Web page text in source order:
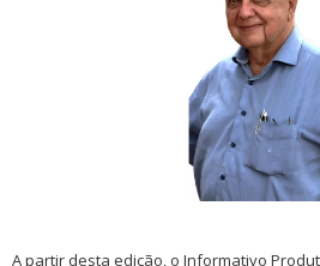
A partir desta edição, o Informativo